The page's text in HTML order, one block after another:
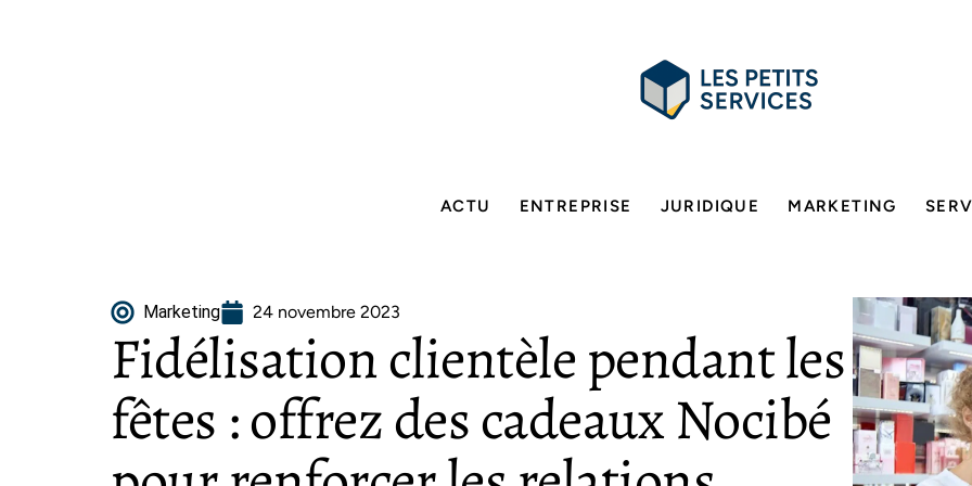
ACTU ENTREPRISE JURIDIQUE MARKETING
Marketing 24 novembre 2023
Fidélisation clientèle pendant les
fêtes : offrez des cadeaux Nocibé